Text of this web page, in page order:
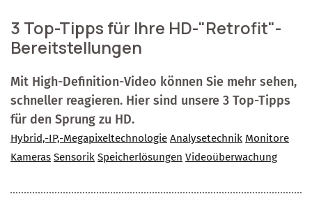
3 Top-Tipps für Ihre HD-"Retrofit"-
Bereitstellungen
Mit High-Definition-Video können Sie mehr sehen,
schneller reagieren. Hier sind unsere 3 Top-Tipps
für den Sprung zu HD.
Hybrid,-IP,-Megapixeltechnologie Analysetechnik Monitore
Kameras Sensorik Speicherlösungen Videoüberwachung